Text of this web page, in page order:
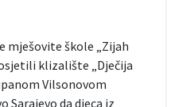
mješovite škole „Zijah
klizalište „Dječija
Vilsonovom
Sarajevo da djeca iz